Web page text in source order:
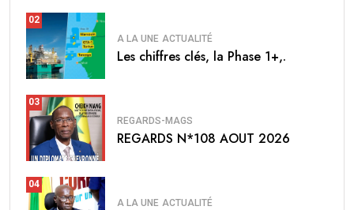
02
A LA UNE ACTUALITÉ
Les chiffres clés, la Phase 1+,.
03
REGARDS-MAGS
REGARDS N*108 AOUT 2026
04
A LA UNE ACTUALITÉ